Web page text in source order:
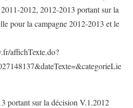
2012, 2012-2013 portant sur la
pour la campagne 2012-2013 et le
affichTexte.do?
portant sur la décision V.1.2012